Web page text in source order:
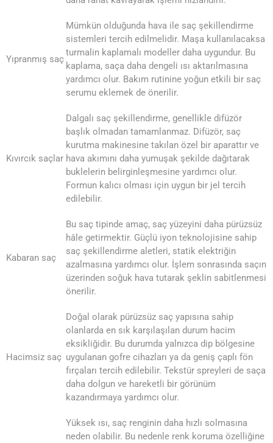
Yıpranmış saç
Mümkün olduğunda hava ile saç şekillendirme
sistemleri tercih edilmelidir. Maşa kullanılacaksa
turmalin kaplamalı modeller daha uygundur. Bu
kaplama, saça daha dengeli ısı aktarılmasına
yardımcı olur. Bakım rutinine yoğun etkili bir saç
serumu eklemek de önerilir.
Kıvırcık saçlar
Dalgalı saç şekillendirme, genellikle difüzör
başlık olmadan tamamlanmaz. Difüzör, saç
kurutma makinesine takılan özel bir aparattır ve
hava akımını daha yumuşak şekilde dağıtarak
buklelerin belirginleşmesine yardımcı olur.
Formun kalıcı olması için uygun bir jel tercih
edilebilir.
Kabaran saç
Bu saç tipinde amaç, saç yüzeyini daha pürüzsüz
hâle getirmektir. Güçlü iyon teknolojisine sahip
saç şekillendirme aletleri, statik elektriğin
azalmasına yardımcı olur. İşlem sonrasında saçın
üzerinden soğuk hava tutarak şeklin sabitlenmesi
önerilir.
Hacimsiz saç
Doğal olarak pürüzsüz saç yapısına sahip
olanlarda en sık karşılaşılan durum hacim
eksikliğidir. Bu durumda yalnızca dip bölgesine
uygulanan gofre cihazları ya da geniş çaplı fön
fırçaları tercih edilebilir. Tekstür spreyleri de saça
daha dolgun ve hareketli bir görünüm
kazandırmaya yardımcı olur.
Yüksek ısı, saç renginin daha hızlı solmasına
neden olabilir. Bu nedenle renk koruma özelliğine